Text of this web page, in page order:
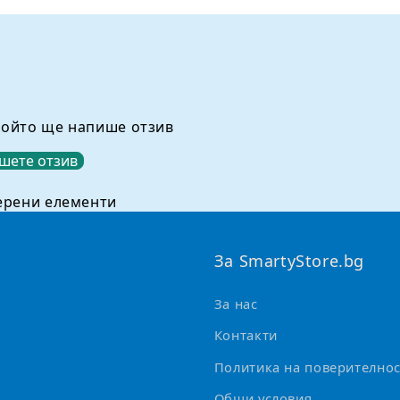
ще напише отзив
отзив
елементи
За SmartyStore.bg
За нас
Контакти
Политика на